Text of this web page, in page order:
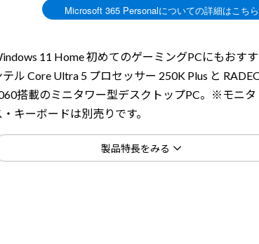
11 Home 初めてのゲーミングPCにもおす
テル Core Ultra 5 プロセッサー 250K Plus と
搭載のミニタワー型デスクトップPC。※モニタ
・キーボードは別売りです。
製品特長をみる